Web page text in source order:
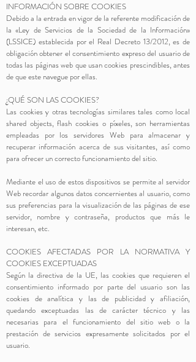
INFORMACIÓN SOBRE COOKIES
Debido a la entrada en vigor de la referente modificación de
la «Ley de Servicios de la Sociedad de la Información»
(LSSICE) establecida por el Real Decreto 13/2012, es de
obligación obtener el consentimiento expreso del usuario de
todas las páginas web que usan cookies prescindibles, antes
de que este navegue por ellas.
¿QUÉ SON LAS COOKIES?
Las cookies y otras tecnologías similares tales como local
shared objects, flash cookies o píxeles, son herramientas
empleadas por los servidores Web para almacenar y
recuperar información acerca de sus visitantes, así como
para ofrecer un correcto funcionamiento del sitio.
Mediante el uso de estos dispositivos se permite al servidor
Web recordar algunos datos concernientes al usuario, como
sus preferencias para la visualización de las páginas de ese
servidor, nombre y contraseña, productos que más le
interesan, etc.
COOKIES AFECTADAS POR LA NORMATIVA Y
COOKIES EXCEPTUADAS
Según la directiva de la UE, las cookies que requieren el
consentimiento informado por parte del usuario son las
cookies de analítica y las de publicidad y afiliación,
quedando exceptuadas las de carácter técnico y las
necesarias para el funcionamiento del sitio web o la
prestación de servicios expresamente solicitados por el
usuario.